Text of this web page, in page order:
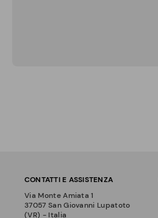
CONTATTI E ASSISTENZA
Via Monte Amiata 1
37057 San Giovanni Lupatoto
(VR) - Italia